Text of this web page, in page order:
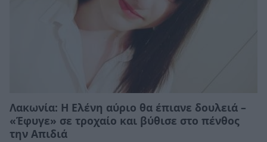
Λακωνία: Η Ελένη αύριο θα έπιανε δουλειά –
«Έφυγε» σε τροχαίο και βύθισε στο πένθος
την Απιδιά